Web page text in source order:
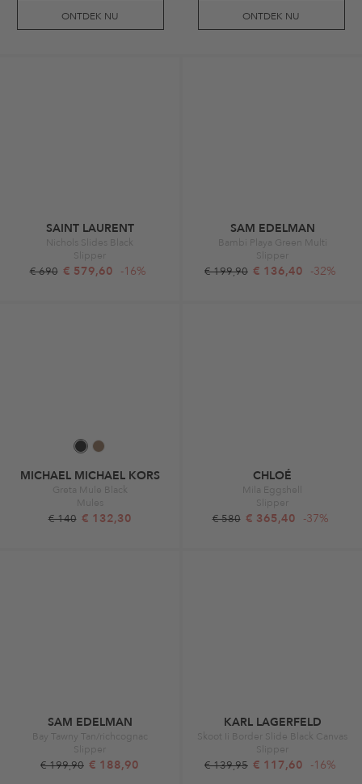
ONTDEK NU ONTDEK NU
SAINT LAURENT
Nichols Slides Black
Slipper
€ 690 € 579,60 -16%
SAM EDELMAN
Bambi Playa Green Multi
Slipper
€ 199,90 € 136,40 -32%
MICHAEL MICHAEL KORS
Greta Mule Black
Mules
€ 140 € 132,30
CHLOÉ
Mila Eggshell
Slipper
€ 580 € 365,40 -37%
SAM EDELMAN
Bay Tawny Tan/richcognac
Slipper
€ 199,90 € 188,90
KARL LAGERFELD
Skoot Ii Border Slide Black Canvas
Slipper
€ 139,95 € 117,60 -16%